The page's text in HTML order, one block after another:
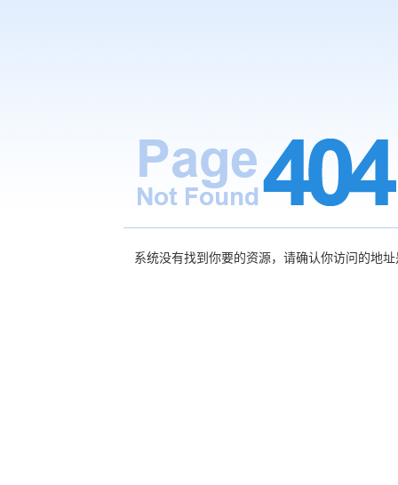
系统没有找到你要的资源，请确认你访问的地